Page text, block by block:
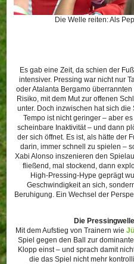
Die Welle reiten: Als
Es gab eine Zeit, da schien der
intensiver. Pressing war nicht nur
oder Atalanta Bergamo
Risiko, mit dem Mut zur offenen
unter. Doch inzwischen hat sich
Tempo ist nicht geringer – aber
scheinbare Inaktivität – und dann
der sich öffnet. Es ist, als hätte der
darin, immer schnell zu spielen –
Xabi Alonso inszenieren den
fließend, mal stockend, dann
High-Pressing-Hype geprägt
Geschwindigkeit an sich,
Beruhigung. Ein Wechsel der
Die
Mit dem Aufstieg von Trainern wie
Spiel gegen den Ball zur
Klopp einst – und sprach damit
die das Spiel nicht mehr